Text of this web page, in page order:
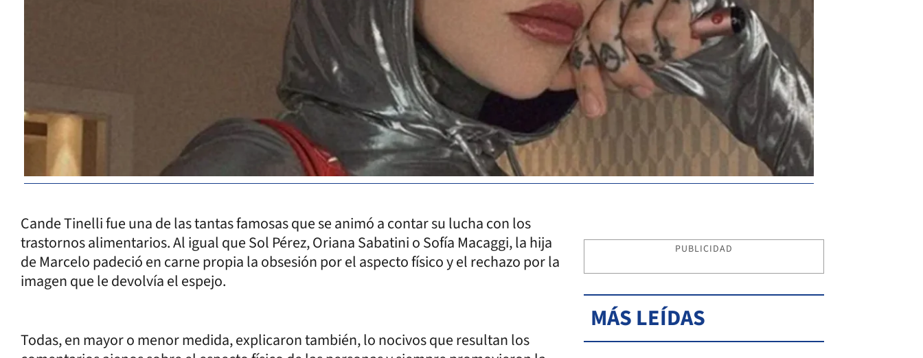
Cande Tinelli fue una de las tantas famosas que se animó a contar su lucha con los
trastornos alimentarios. Al igual que Sol Pérez, Oriana Sabatini o Sofía Macaggi, la hija
de Marcelo padeció en carne propia la obsesión por el aspecto físico y el rechazo por la
imagen que le devolvía el espejo.
Todas, en mayor o menor medida, explicaron también, lo nocivos que resultan los
PUBLICIDAD
MÁS LEÍDAS